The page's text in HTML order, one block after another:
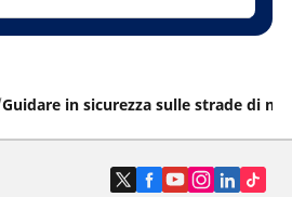
Guidare in sicurezza sulle strade di